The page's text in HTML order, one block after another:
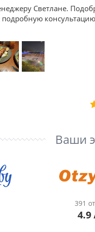
Светлане.
Ваши
391
4.9